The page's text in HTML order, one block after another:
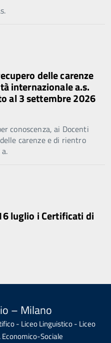
delle carenze
internazionale a.s.
al 3 settembre 2026
conoscenza, ai Docenti
carenze e di rientro
luglio i Certificati di
– Milano
- Liceo Linguistico - Liceo
Sociale